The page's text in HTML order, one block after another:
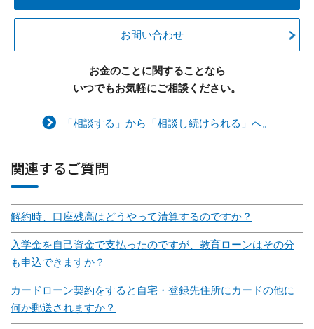
お問い合わせ
お金のことに関することなら
いつでもお気軽にご相談ください。
「相談する」から「相談し続けられる」へ。
関連するご質問
解約時、口座残高はどうやって清算するのですか？
入学金を自己資金で支払ったのですが、教育ローンはその分
も申込できますか？
カードローン契約をすると自宅・登録先住所にカードの他に
何か郵送されますか？